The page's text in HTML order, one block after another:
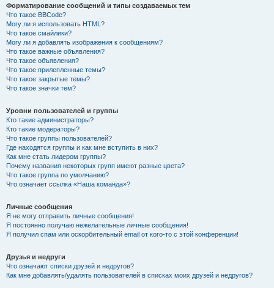
Форматирование сообщений и типы создаваемых тем
Что такое BBCode?
Могу ли я использовать HTML?
Что такое смайлики?
Могу ли я добавлять изображения к сообщениям?
Что такое важные объявления?
Что такое объявления?
Что такое прилепленные темы?
Что такое закрытые темы?
Что такое значки тем?
Уровни пользователей и группы
Кто такие администраторы?
Кто такие модераторы?
Что такое группы пользователей?
Где находятся группы и как мне вступить в них?
Как мне стать лидером группы?
Почему названия некоторых групп имеют разные цвета?
Что такое группа по умолчанию?
Что означает ссылка «Наша команда»?
Личные сообщения
Я не могу отправить личные сообщения!
Я постоянно получаю нежелательные личные сообщения!
Я получил спам или оскорбительный email от кого-то с этой конференции!
Друзья и недруги
Что означают списки друзей и недругов?
Как мне добавлять/удалять пользователей в списках моих друзей и недругов?